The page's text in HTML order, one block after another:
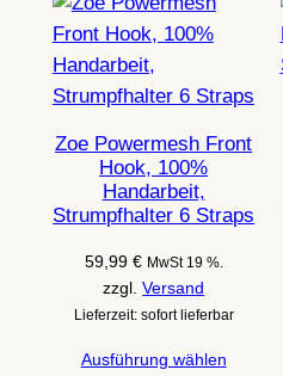
Zoe Powermesh Front
Hook, 100%
Handarbeit,
Strumpfhalter 6 Straps
59,99 € MwSt 19 %.
zzgl.Versand
Lieferzeit: sofort lieferbar
Ausführung wählen